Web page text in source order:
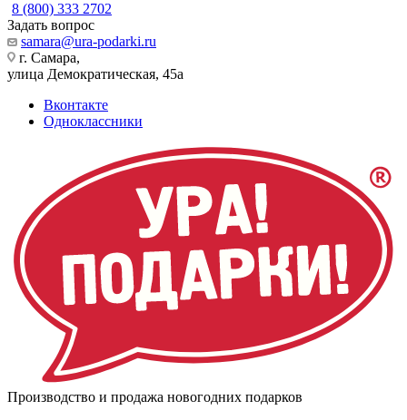
8 (800) 333 2702
Задать вопрос
samara@ura-podarki.ru
г. Самара,
улица Демократическая, 45а
Вконтакте
Одноклассники
Производство и продажа новогодних подарков